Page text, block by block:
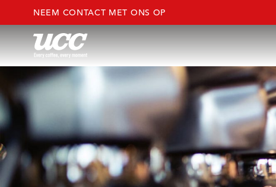
NEEM CONTACT MET ONS OP